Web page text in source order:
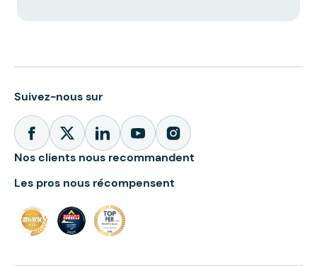
Suivez-nous sur
Nos clients nous recommandent
Les pros nous récompensent